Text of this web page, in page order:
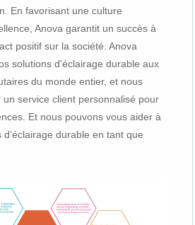
En favorisant une culture
Anova garantit un succès à
positif sur la société. Anova
solutions d'éclairage durable aux
du monde entier, et nous
service client personnalisé pour
Et nous pouvons vous aider à
durable en tant que